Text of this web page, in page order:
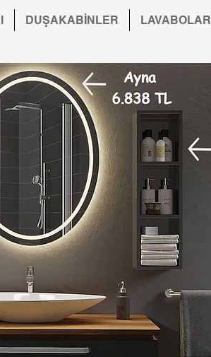
DUŞAKABİNLER LAVABOLAR